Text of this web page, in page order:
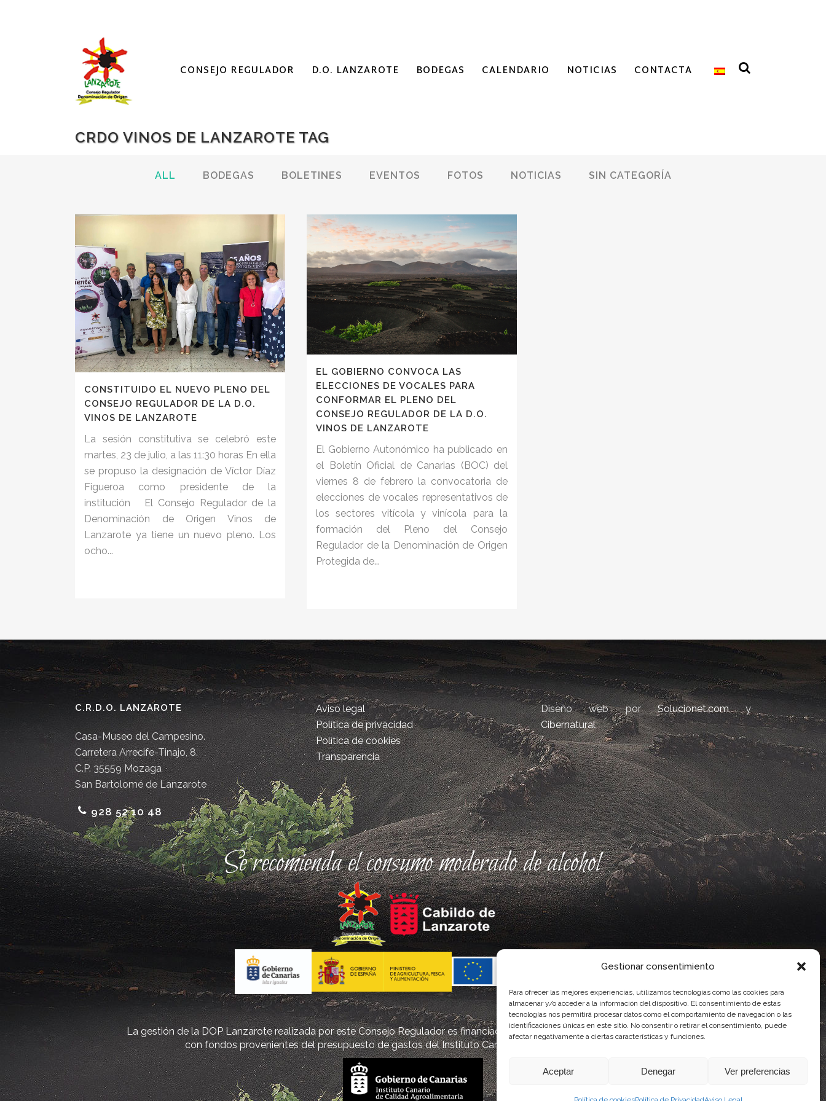
Gestionar consentimiento
Para ofrecer las mejores experiencias, utilizamos tecnologías como las cookies para
almacenar y/o acceder a la información del dispositivo. El consentimiento de estas
tecnologías nos permitirá procesar datos como el comportamiento de navegación o las
identificaciones únicas en este sitio. No consentir o retirar el consentimiento, puede
afectar negativamente a ciertas características y funciones.
Aceptar Denegar Ver preferencias
CONSEJO REGULADOR D.O. LANZAROTE BODEGAS CALENDARIO NOTICIAS CONTACTA
CRDO VINOS DE LANZAROTE TAG
ALL BODEGAS BOLETINES EVENTOS FOTOS NOTICIAS SIN CATEGORÍA
CONSTITUIDO EL NUEVO PLENO DEL
CONSEJO REGULADOR DE LA D.O.
VINOS DE LANZAROTE
La sesión constitutiva se celebró este
martes, 23 de julio, a las 11:30 horas En ella
se propuso la designación de Víctor Díaz
Figueroa como presidente de la
institución El Consejo Regulador de la
Denominación de Origen Vinos de
Lanzarote ya tiene un nuevo pleno. Los
ocho...
EL GOBIERNO CONVOCA LAS
ELECCIONES DE VOCALES PARA
CONFORMAR EL PLENO DEL
CONSEJO REGULADOR DE LA D.O.
VINOS DE LANZAROTE
El Gobierno Autonómico ha publicado en
el Boletín Oficial de Canarias (BOC) del
viernes 8 de febrero la convocatoria de
elecciones de vocales representativos de
los sectores vitícola y vinícola para la
formación del Pleno del Consejo
Regulador de la Denominación de Origen
Protegida de...
C.R.D.O. LANZAROTE
Casa-Museo del Campesino.
Carretera Arrecife-Tinajo, 8.
C.P. 35559 Mozaga
San Bartolomé de Lanzarote
928 52 10 48
Aviso legal
Política de privacidad
Política de cookies
Transparencia
Diseño web porSolucionet.comy
Cibernatural
Se recomienda el consumo moderado de alcohol
La gestión de la DOP Lanzarote realizada por este Consejo Regulador es financiada, parcialmente, por el Gobierno de Canarias
con fondos provenientes del presupuesto de gastos del Instituto Canario de Calidad Agroalimentaria